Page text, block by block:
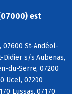
est
07600 St-Andéol-
Didier s/s Aubenas,
du-Serre, 07200
Ucel, 07200
Lussas, 07170